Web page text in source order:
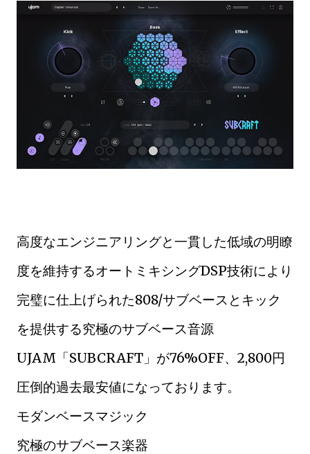
高度なエンジニアリングと一貫した低域の明瞭
度を維持するオートミキシングDSP技術により
完璧に仕上げられた808/サブベースとキック
を提供する究極のサブベース音源
UJAM「SUBCRAFT」が76%OFF、2,800円
圧倒的過去最安値になっております。
モダンベースマジック
究極のサブベース楽器